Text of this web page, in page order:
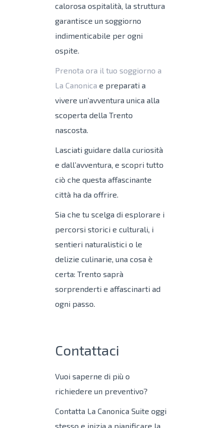
calorosa ospitalità, la struttura
garantisce un soggiorno
indimenticabile per ogni
ospite.
Prenota ora il tuo soggiorno a
La Canonica e preparati a
vivere un’avventura unica alla
scoperta della Trento
nascosta.
Lasciati guidare dalla curiosità
e dall’avventura, e scopri tutto
ciò che questa affascinante
città ha da offrire.
Sia che tu scelga di esplorare i
percorsi storici e culturali, i
sentieri naturalistici o le
delizie culinarie, una cosa è
certa: Trento saprà
sorprenderti e affascinarti ad
ogni passo.
Contattaci
Vuoi saperne di più o
richiedere un preventivo?
Contatta La Canonica Suite oggi
stesso e inizia a pianificare la